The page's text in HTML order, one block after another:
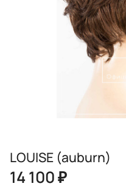
LOUISE (auburn)
14 100 ₽